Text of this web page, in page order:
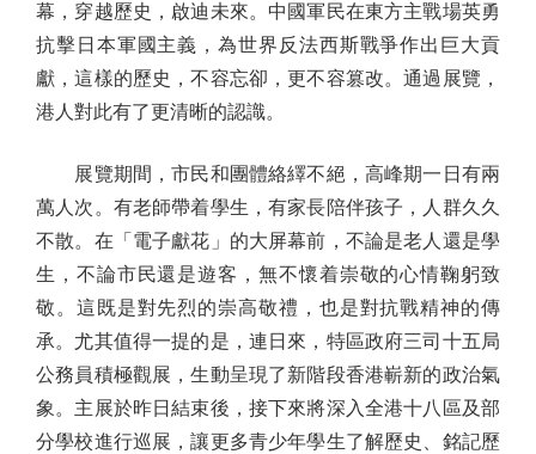
幕，穿越歷史，啟迪未來。中國軍民在東方主戰場英勇
抗擊日本軍國主義，為世界反法西斯戰爭作出巨大貢
獻，這樣的歷史，不容忘卻，更不容篡改。通過展覽，
港人對此有了更清晰的認識。
展覽期間，市民和團體絡繹不絕，高峰期一日有兩
萬人次。有老師帶着學生，有家長陪伴孩子，人群久久
不散。在「電子獻花」的大屏幕前，不論是老人還是學
生，不論市民還是遊客，無不懷着崇敬的心情鞠躬致
敬。這既是對先烈的崇高敬禮，也是對抗戰精神的傳
承。尤其值得一提的是，連日來，特區政府三司十五局
公務員積極觀展，生動呈現了新階段香港嶄新的政治氣
象。主展於昨日結束後，接下來將深入全港十八區及部
分學校進行巡展，讓更多青少年學生了解歷史、銘記歷